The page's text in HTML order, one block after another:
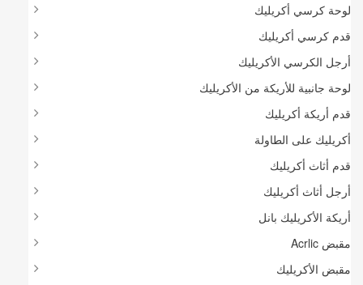
لوحة كرسي أكريليك
قدم كرسي أكريليك
أرجل الكرسي الأكريليك
لوحة جانبية للأريكة من الأكريليك
قدم أريكة أكريليك
أكريليك على الطاولة
قدم أثاث أكريليك
أرجل أثاث أكريليك
أريكة الأكريليك بانل
مقبض Acrlic
مقبض الأكريليك